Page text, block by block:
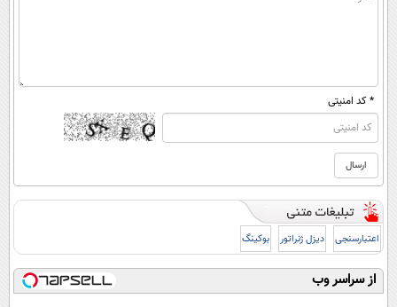
* کد امنیتی
اعتبارسنجی دیزل ژنراتور بوکینگ
از سراسر وب